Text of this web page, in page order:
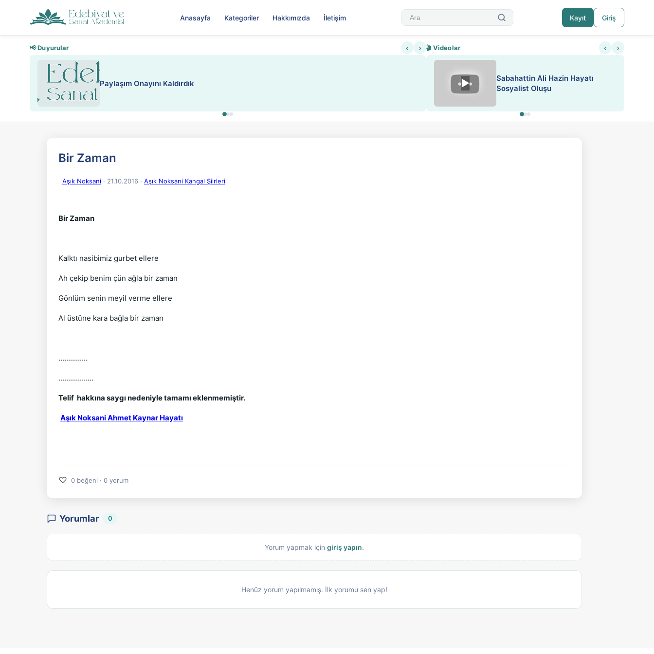
Anasayfa Kategoriler Hakkımızda İletişim Kayıt Giriş
📢 Duyurular ‹ ›
Paylaşım Onayını Kaldırdık Nadir içeriklere kısıtlama ve kredi sistemi
🎬 Videolar ‹ ›
▶
Sabahattin Ali Hazin Hayatı
Sosyalist Oluşu
Bir Zaman
Aşık Noksani · 21.10.2016 · Aşık Noksani Kangal Şiirleri
Bir Zaman
Kalktı nasibimiz gurbet ellere
Ah çekip benim çün ağla bir zaman
Gönlüm senin meyil verme ellere
Al üstüne kara bağla bir zaman
...............
..................
Telif hakkına saygı nedeniyle tamamı eklenmemiştir.
Aşık Noksani Ahmet Kaynar Hayatı
♡ 0 beğeni · 0 yorum
Yorumlar 0
Yorum yapmak için giriş yapın.
Henüz yorum yapılmamış. İlk yorumu sen yap!